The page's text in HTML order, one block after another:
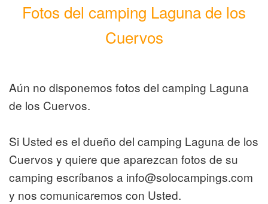
Fotos del camping Laguna de los
Cuervos
Aún no disponemos fotos del camping Laguna
de los Cuervos.
Si Usted es el dueño del camping Laguna de los
Cuervos y quiere que aparezcan fotos de su
camping escríbanos a info@solocampings.com
y nos comunicaremos con Usted.